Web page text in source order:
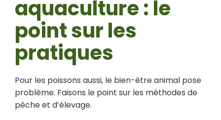
aquaculture : le
point sur les
pratiques
Pour les poissons aussi, le bien-être animal pose
problème. Faisons le point sur les méthodes de
pêche et d’élevage.